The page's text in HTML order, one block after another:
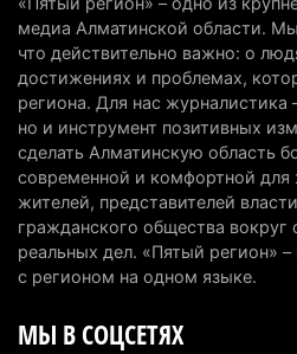
Казахстан может начать
топлива для самолетов:
запустят в Алатау
5 августа 2026 г. 12:32
Туриста с тяжелыми
горах Алматинской области
5 августа 2026 г. 11:23
Алматинской области, судят
медиа Алматинской области.
что действительно важно: о
достижениях и проблемах,
региона. Для нас журналистика
но и инструмент позитивных
сделать Алматинскую область
современной и комфортной для
жителей, представителей
гражданского общества вокруг
реальных дел. «Пятый регион»
с регионом на одном языке.
МЫ В СОЦСЕТЯХ